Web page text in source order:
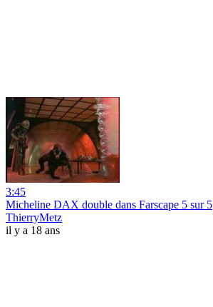
3:45
Micheline DAX double dans Farscape 5 sur 5
ThierryMetz
il y a 18 ans